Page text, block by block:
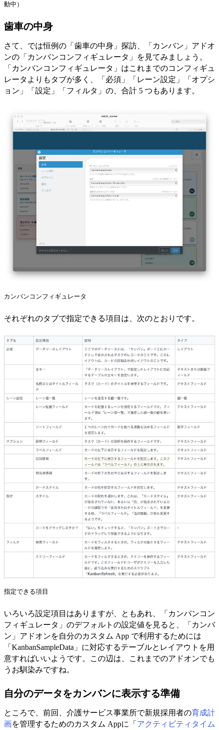
動中）
歯車の中身
さて、では恒例の「歯車の中身」探訪、「カンバン」アドオ
ンの「カンバンコンフィギュレータ」を見てみましょう。
「カンバンコンフィギュレータ」はこれまでのコンフィギュ
レータよりもタブが多く、「必須」「レーン設定」「オプシ
ョン」「設定」「フィルタ」の、合計 5 つもあります。
カンバンコンフィギュレータ
それぞれのタブで指定できる項目は、次のとおりです。
指定できる項目
いろいろ設定項目はありますが、ともあれ、「カンバンコン
フィギュレータ」のデフォルトの設定値を見ると、「カンバ
ン」アドオンを自分のカスタム App で利用するためには
「KanbanSampleData」に対応するテーブルとレイアウトを用
意すればいいようです。この辺は、これまでのアドオンでも
うお馴染みですね。
自分のデータをカンバンに表示する準備
ところで、前回、介護サービス事業所で新規採用者の育成計
画を管理するためのカスタム Appに「 アクティビティタイム